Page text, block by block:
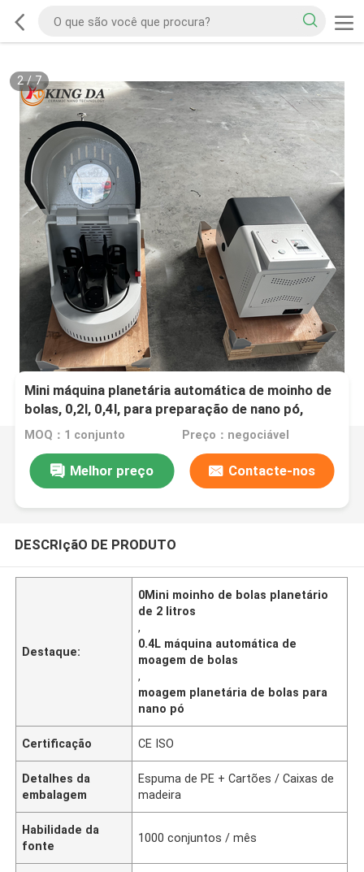
2/7
Mini máquina planetária automática de moinho de
bolas, 0,2l, 0,4l, para preparação de nano pó,
pesquisa avançada de materiais
MOQ：1 conjunto Preço：negociável
Melhor preço Contacte-nos
DESCRIçãO DE PRODUTO
Destaque:
0Mini moinho de bolas planetário
de 2 litros
,
0.4L máquina automática de
moagem de bolas
,
moagem planetária de bolas para
nano pó
Certificação CE ISO
Detalhes da
embalagem
Espuma de PE + Cartões / Caixas de
madeira
Habilidade da
fonte
1000 conjuntos / mês